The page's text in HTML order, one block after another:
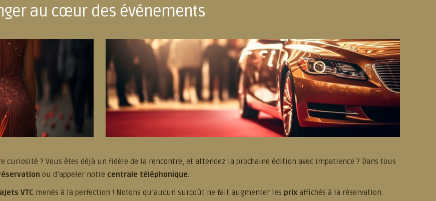
au cœur des événements
curiosité ? Vous êtes déjà un fidèle de la rencontre, et attendez la prochaine édition avec impatience ? Dans tous
ou d’appeler notre centrale téléphonique.
VTC menés à la perfection ! Notons qu’aucun surcoût ne fait augmenter les prix affichés à la réservation.